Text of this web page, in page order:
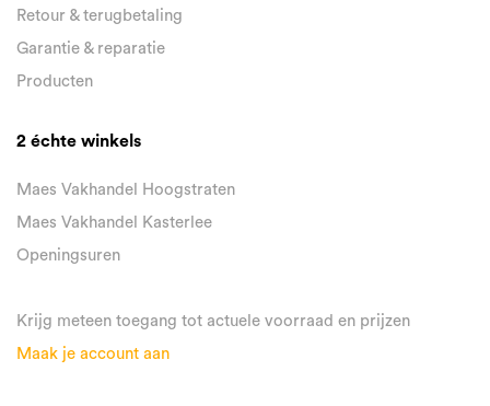
Retour & terugbetaling
Garantie & reparatie
Producten
2 échte winkels
Maes Vakhandel Hoogstraten
Maes Vakhandel Kasterlee
Openingsuren
Krijg meteen toegang tot actuele voorraad en prijzen
Maak je account aan